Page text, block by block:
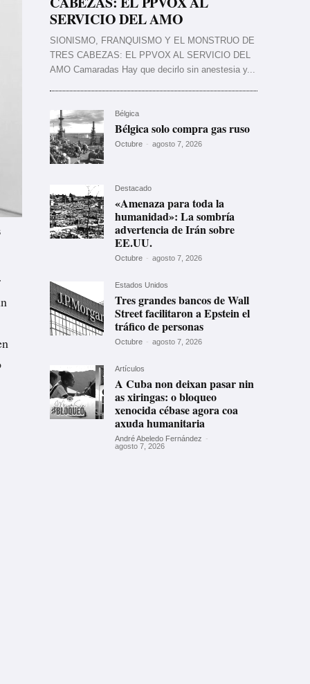
SERVICIO DEL AMO
SIONISMO, FRANQUISMO Y EL MONSTRUO DE
TRES CABEZAS: EL PPVOX AL SERVICIO DEL
AMO Camaradas Hay que decirlo sin anestesia y...
Bélgica
Bélgica solo compra gas ruso
Octubre - agosto 7, 2026
Destacado
«Amenaza para toda la
humanidad»: La sombría
advertencia de Irán sobre
EE.UU.
Octubre - agosto 7, 2026
Estados Unidos
Tres grandes bancos de Wall
Street facilitaron a Epstein el
tráfico de personas
Octubre - agosto 7, 2026
Artículos
A Cuba non deixan pasar nin
as xiringas: o bloqueo
xenocida cébase agora coa
axuda humanitaria
André Abeledo Fernández -
agosto 7, 2026